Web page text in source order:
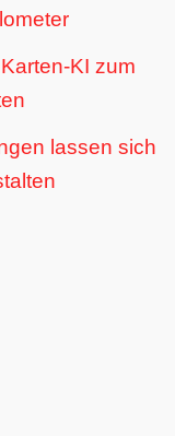
KI zum
lassen sich